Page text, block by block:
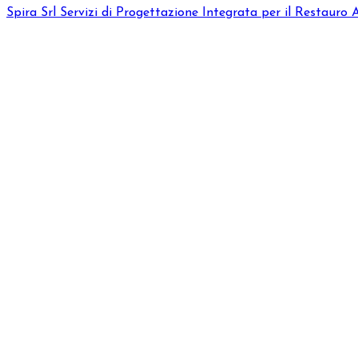
Spira Srl Servizi di Progettazione Integrata per il Restauro